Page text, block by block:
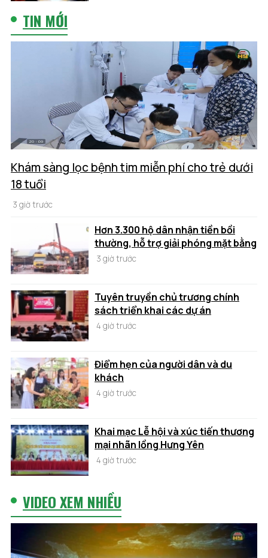
TIN MỚI
Khám sàng lọc bệnh tim miễn phí cho trẻ dưới
18 tuổi
3 giờ trước
Hơn 3.300 hộ dân nhận tiền bồi
thường, hỗ trợ giải phóng mặt bằng
3 giờ trước
Tuyên truyền chủ trương chính
sách triển khai các dự án
4 giờ trước
Điểm hẹn của người dân và du
khách
4 giờ trước
Khai mạc Lễ hội và xúc tiến thương
mại nhãn lồng Hưng Yên
4 giờ trước
VIDEO XEM NHIỀU